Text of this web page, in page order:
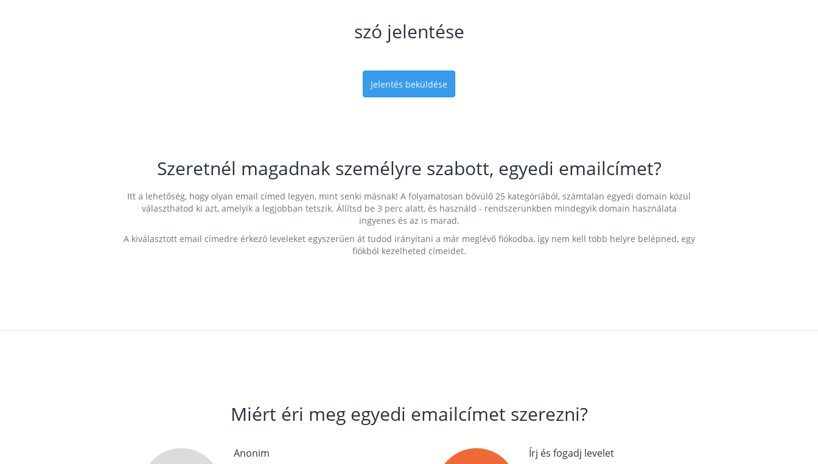
szó jelentése
Jelentés beküldése
Szeretnél magadnak személyre szabott, egyedi emailcímet?
Itt a lehetőség, hogy olyan email címed legyen, mint senki másnak! A folyamatosan bővülő 25 kategóriából, számtalan egyedi domain közül
választhatod ki azt, amelyik a legjobban tetszik. Állítsd be 3 perc alatt, és használd - rendszerünkben mindegyik domain használata
ingyenes és az is marad.
A kiválasztott email címedre érkező leveleket egyszerűen át tudod irányítani a már meglévő fiókodba, így nem kell több helyre belépned, egy
fiókból kezelheted címeidet.
Miért éri meg egyedi emailcímet szerezni?
Anonim Írj és fogadj levelet